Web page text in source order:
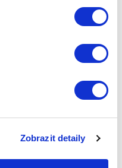
Zobrazit detaily
13 480,00 Kč